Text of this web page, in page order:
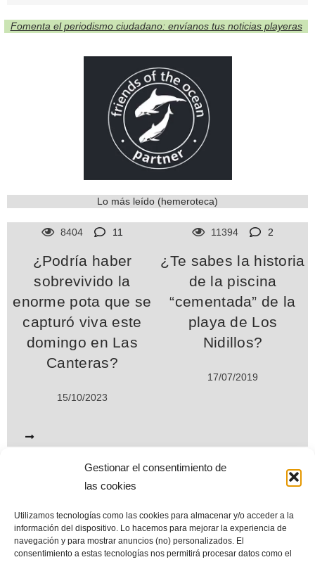
Gestionar el consentimiento de
las cookies
Utilizamos tecnologías como las cookies para almacenar y/o acceder a la
información del dispositivo. Lo hacemos para mejorar la experiencia de
navegación y para mostrar anuncios (no) personalizados. El
consentimiento a estas tecnologías nos permitirá procesar datos como el
Fomenta el periodismo ciudadano: envíanos tus noticias playeras
Lo más leído (hemeroteca)
8404 11
¿Podría haber
sobrevivido la
enorme pota que se
capturó viva este
domingo en Las
Canteras?
15/10/2023
11394 2
¿Te sabes la historia
de la piscina
“cementada” de la
playa de Los
Nidillos?
17/07/2019
los derechos reservados © (All Rights Reserved©)
Esta web es el mayor repositorio de información sobre la playa de
Las Canteras. Sus contenidos están en permanente revisión y